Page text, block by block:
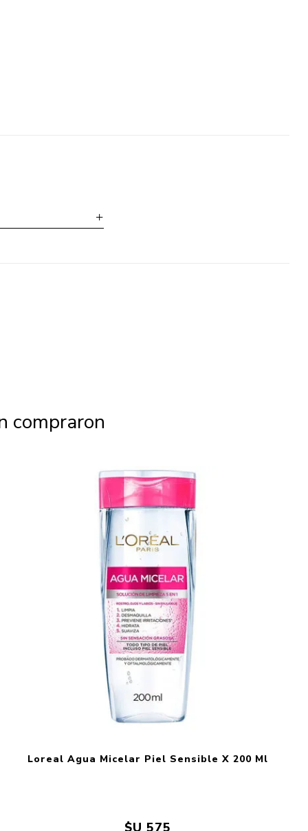
compraron
Loreal Agua Micelar Piel Sensible X 200 Ml
$U 575